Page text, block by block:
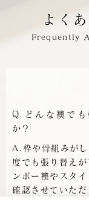
よく
Frequently
Q.どんな襖で
か？
A.枠や骨組みが
度でも張り替え
ンボー襖やスタ
確認させていた